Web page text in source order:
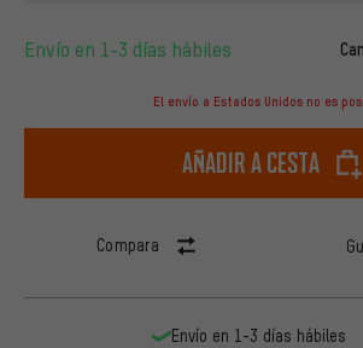
Envío en 1-3 días hábiles
El envío a Estados Unidos no es
Añadir a cesta
Compara
Envío en 1-3 días hábiles